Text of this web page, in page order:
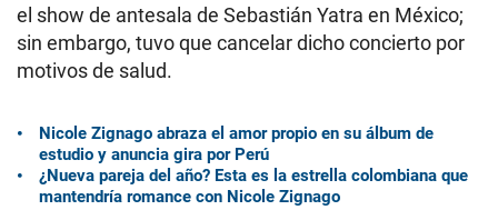
el show de antesala de Sebastián Yatra en México;
sin embargo, tuvo que cancelar dicho concierto por
motivos de salud.
Nicole Zignago abraza el amor propio en su álbum de
estudio y anuncia gira por Perú
¿Nueva pareja del año? Esta es la estrella colombiana que
mantendría romance con Nicole Zignago